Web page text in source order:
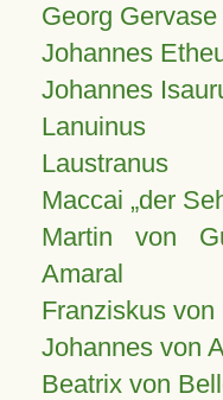
Georg Gervase
Johannes
Johannes
Lanuinus
Laustranus
Maccai „der
Martin von
Amaral
Franziskus von
Johannes von
Beatrix von